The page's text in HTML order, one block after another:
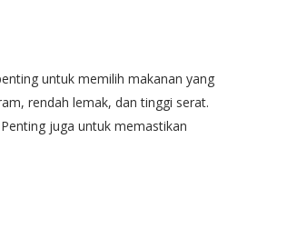
untuk memilih makanan yang
rendah lemak, dan tinggi serat.
juga untuk memastikan